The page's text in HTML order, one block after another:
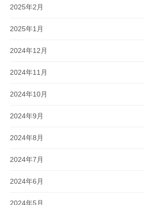
2025年2月
2025年1月
2024年12月
2024年11月
2024年10月
2024年9月
2024年8月
2024年7月
2024年6月
2024年5月